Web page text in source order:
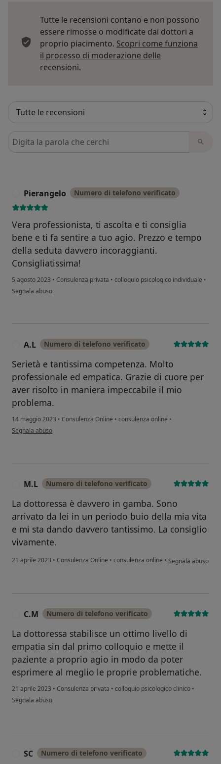
Tutte le recensioni contano e non possono
essere rimosse o modificate dai dottori a
proprio piacimento. Scopri come funziona
il processo di moderazione delle
recensioni.
Cerca nelle recensioni
Pierangelo Numero di telefono verificato
Vera professionista, ti ascolta e ti consiglia
bene e ti fa sentire a tuo agio. Prezzo e tempo
della seduta davvero incoraggianti.
Consigliatissima!
5 agosto 2023 • Consulenza privata • colloquio psicologico individuale •
secondo l'opinione dell'utente Pierangelo
Segnala abuso
A.L Numero di telefono verificato
Serietà e tantissima competenza. Molto
professionale ed empatica. Grazie di cuore per
aver risolto in maniera impeccabile il mio
problema.
14 maggio 2023 • Consulenza Online • consulenza online •
secondo l'opinione dell'utente A.L
Segnala abuso
M.L Numero di telefono verificato
La dottoressa è davvero in gamba. Sono
arrivato da lei in un periodo buio della mia vita
e mi sta dando davvero tantissimo. La consiglio
vivamente.
21 aprile 2023 • Consulenza Online • consulenza online • secondo
Segnala abuso
C.M Numero di telefono verificato
La dottoressa stabilisce un ottimo livello di
empatia sin dal primo colloquio e mette il
paziente a proprio agio in modo da poter
esprimere al meglio le proprie problematiche.
21 aprile 2023 • Consulenza privata • colloquio psicologico clinico •
secondo l'opinione dell'utente C.M
Segnala abuso
SC Numero di telefono verificato